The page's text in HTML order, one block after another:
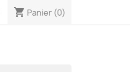
shopping_cart Panier (0)